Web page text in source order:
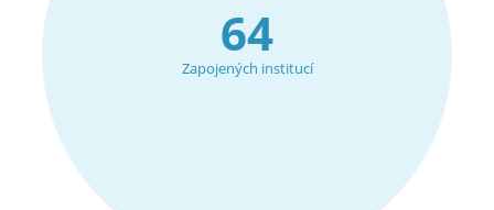
64
Zapojených institucí